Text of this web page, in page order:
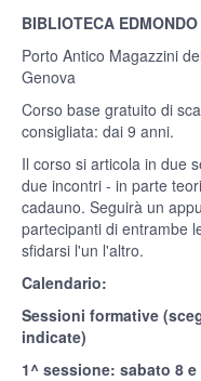
BIBLIOTECA
Porto Antico Magazzini
Genova
Corso base gratuito di
consigliata: dai 9 anni.
Il corso si articola in due
due incontri - in parte
cadauno. Seguirà un
partecipanti di entrambe
sfidarsi l'un l'altro.
Calendario:
Sessioni formative
indicate)
1^ sessione: sabato 8 e